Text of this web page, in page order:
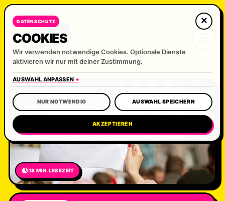
18 MIN. LESEZEIT
DATENSCHUTZ ×
COOKIES
Wir verwenden notwendige Cookies. Optionale Dienste
aktivieren wir nur mit deiner Zustimmung.
AUSWAHL ANPASSEN
NUR NOTWENDIG AUSWAHL SPEICHERN
AKZEPTIEREN